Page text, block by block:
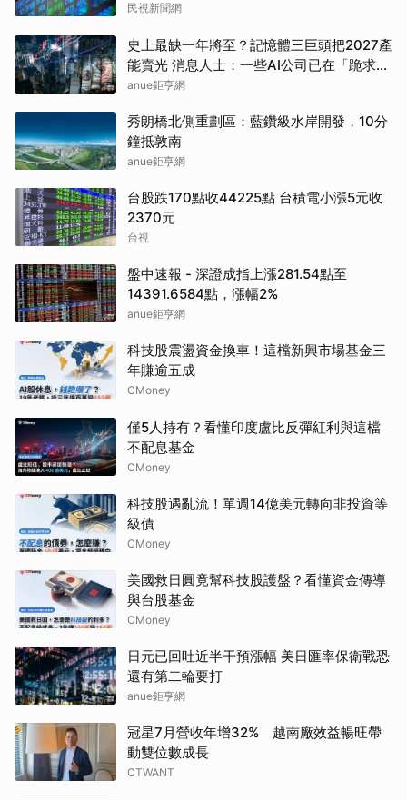
民視新聞網
史上最缺一年將至？記憶體三巨頭把2027產
能賣光 消息人士：一些AI公司已在「跪求晶
片」
anue鉅亨網
秀朗橋北側重劃區：藍鑽級水岸開發，10分
鐘抵敦南
anue鉅亨網
台股跌170點收44225點 台積電小漲5元收
2370元
台視
盤中速報 - 深證成指上漲281.54點至
14391.6584點，漲幅2%
anue鉅亨網
科技股震盪資金換車！這檔新興市場基金三
年賺逾五成
CMoney
僅5人持有？看懂印度盧比反彈紅利與這檔
不配息基金
CMoney
科技股遇亂流！單週14億美元轉向非投資等
級債
CMoney
美國救日圓竟幫科技股護盤？看懂資金傳導
與台股基金
CMoney
日元已回吐近半干預漲幅 美日匯率保衛戰恐
還有第二輪要打
anue鉅亨網
冠星7月營收年增32% 越南廠效益暢旺帶
動雙位數成長
CTWANT